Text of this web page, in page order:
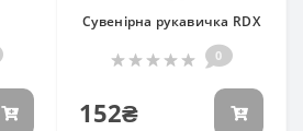
Сувенірна рукавичка RDX
0
152₴